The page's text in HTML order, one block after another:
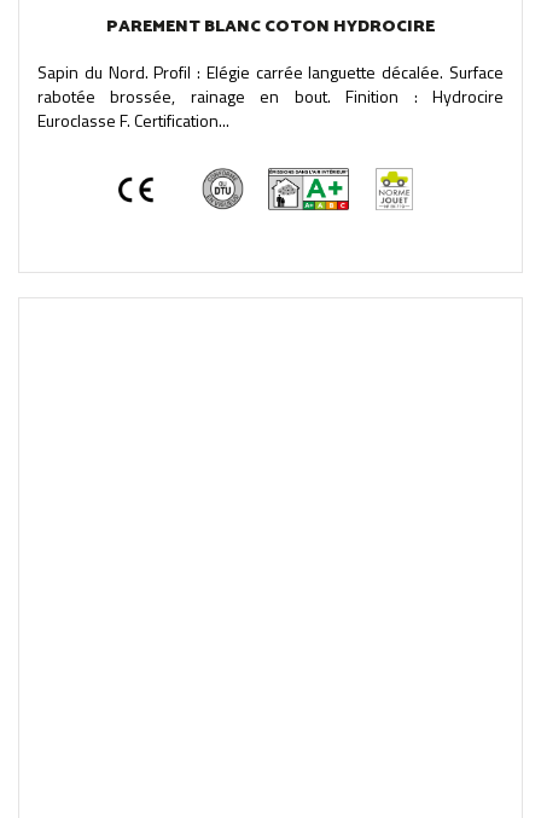
PAREMENT BLANC COTON HYDROCIRE
Sapin du Nord. Profil : Elégie carrée languette décalée. Surface
rabotée brossée, rainage en bout. Finition : Hydrocire
Euroclasse F. Certification...